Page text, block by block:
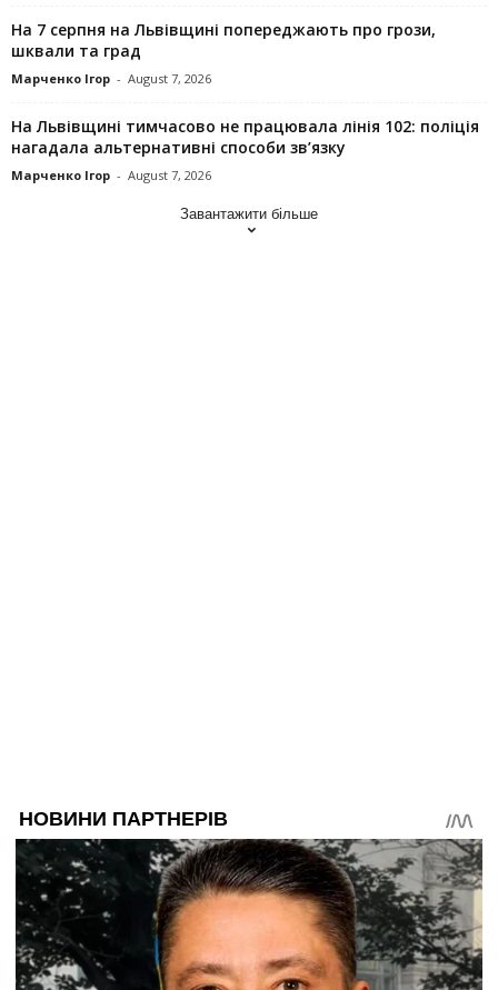
На 7 серпня на Львівщині попереджають про грози,
шквали та град
Марченко Ігор - August 7, 2026
На Львівщині тимчасово не працювала лінія 102: поліція
нагадала альтернативні способи зв’язку
Марченко Ігор - August 7, 2026
Завантажити більше